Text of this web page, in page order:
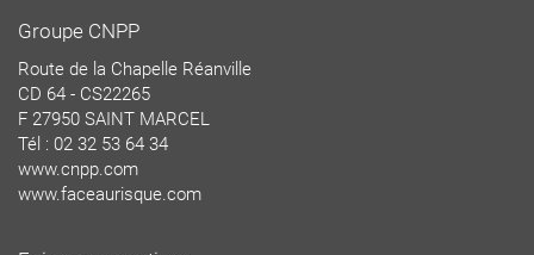
Groupe CNPP
Route de la Chapelle Réanville
CD 64 - CS22265
F 27950 SAINT MARCEL
Tél : 02 32 53 64 34
www.cnpp.com
www.faceaurisque.com